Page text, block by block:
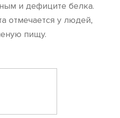
и дефиците белка.
отмечается у людей,
пищу.